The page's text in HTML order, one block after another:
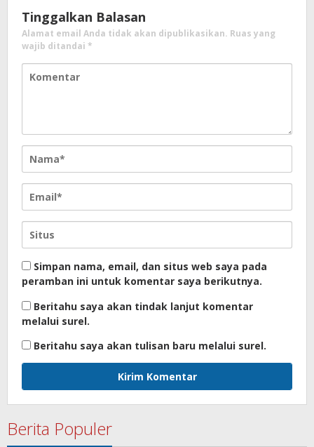
Tinggalkan Balasan
Alamat email Anda tidak akan dipublikasikan. Ruas yang
wajib ditandai *
Simpan nama, email, dan situs web saya pada
peramban ini untuk komentar saya berikutnya.
Beritahu saya akan tindak lanjut komentar
melalui surel.
Beritahu saya akan tulisan baru melalui surel.
Berita Populer